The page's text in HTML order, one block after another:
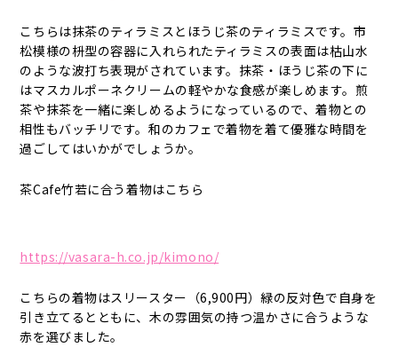
こちらは抹茶のティラミスとほうじ茶のティラミスです。市
松模様の枡型の容器に入れられたティラミスの表面は枯山水
のような波打ち表現がされています。抹茶・ほうじ茶の下に
はマスカルポーネクリームの軽やかな食感が楽しめます。煎
茶や抹茶を一緒に楽しめるようになっているので、着物との
相性もバッチリです。和のカフェで着物を着て優雅な時間を
過ごしてはいかがでしょうか。
茶Cafe竹若に合う着物はこちら
https://vasara-h.co.jp/kimono/
こちらの着物はスリースター（6,900円）緑の反対色で自身を
引き立てるとともに、木の雰囲気の持つ温かさに合うような
赤を選びました。